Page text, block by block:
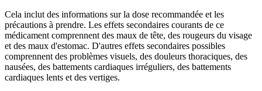
Cela inclut des informations sur la dose recommandée et les
précautions à prendre. Les effets secondaires courants de ce
médicament comprennent des maux de tête, des rougeurs du visage
et des maux d'estomac. D'autres effets secondaires possibles
comprennent des problèmes visuels, des douleurs thoraciques, des
nausées, des battements cardiaques irréguliers, des battements
cardiaques lents et des vertiges.